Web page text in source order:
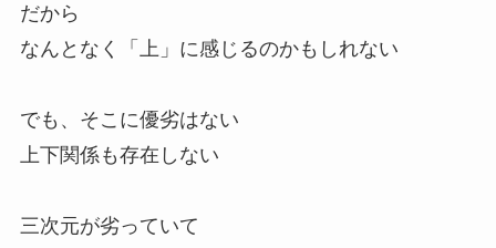
だから
なんとなく「上」に感じるのかもしれない
でも、そこに優劣はない
上下関係も存在しない
三次元が劣っていて